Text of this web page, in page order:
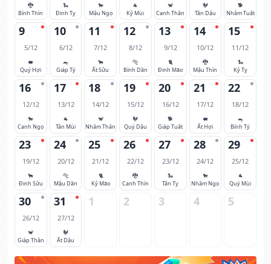
🐉
Bính Thìn
🐍
Đinh Tỵ
🐎
Mậu Ngọ
🐐
Kỷ Mùi
🐒
Canh Thân
🐓
Tân Dậu
🐕
Nhâm Tuất
9
5/12
🐖
Quý Hợi
10
6/12
🐀
Giáp Tý
11
7/12
🐂
Ất Sửu
12
8/12
🐅
Bính Dần
13
9/12
🐈
Đinh Mão
14
10/12
🐉
Mậu Thìn
15
11/12
🐍
Kỷ Tỵ
16
12/12
🐎
Canh Ngọ
17
13/12
🐐
Tân Mùi
18
14/12
🐒
Nhâm Thân
19
15/12
🐓
Quý Dậu
20
16/12
🐕
Giáp Tuất
21
17/12
🐖
Ất Hợi
22
18/12
🐀
Bính Tý
23
19/12
🐂
Đinh Sửu
24
20/12
🐅
Mậu Dần
25
21/12
🐈
Kỷ Mão
26
22/12
🐉
Canh Thìn
27
23/12
🐍
Tân Tỵ
28
24/12
🐎
Nhâm Ngọ
29
25/12
🐐
Quý Mùi
30
26/12
🐒
Giáp Thân
31
27/12
🐓
Ất Dậu
1 2 3 4 5